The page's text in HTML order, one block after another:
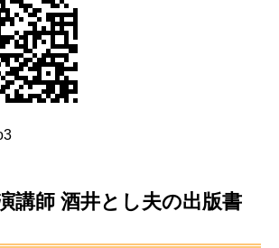
講師 酒井とし夫の出版書